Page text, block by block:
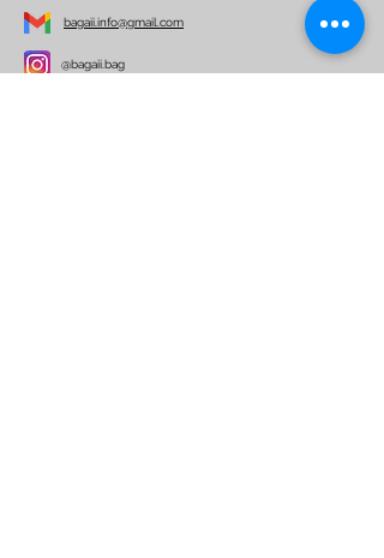
bagaii.info@gmail.com
@bagaii.bag